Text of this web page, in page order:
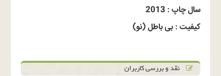
سال چاپ : 2013
کیفیت : بی باطل (نو)
نقد و بررسی کاربران